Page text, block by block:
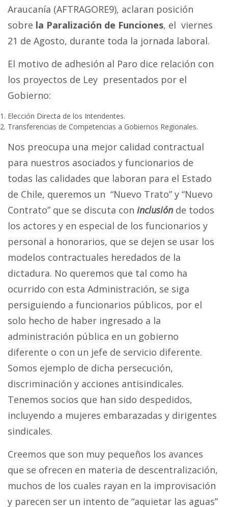
Araucanía (AFTRAGORE9), aclaran posición
sobre la Paralización de Funciones, el viernes
21 de Agosto, durante toda la jornada laboral.
El motivo de adhesión al Paro dice relación con
los proyectos de Ley presentados por el
Gobierno:
Elección Directa de los Intendentes.
Transferencias de Competencias a Gobiernos Regionales.
Nos preocupa una mejor calidad contractual
para nuestros asociados y funcionarios de
todas las calidades que laboran para el Estado
de Chile, queremos un “Nuevo Trato” y “Nuevo
Contrato” que se discuta con inclusión de todos
los actores y en especial de los funcionarios y
personal a honorarios, que se dejen se usar los
modelos contractuales heredados de la
dictadura. No queremos que tal como ha
ocurrido con esta Administración, se siga
persiguiendo a funcionarios públicos, por el
solo hecho de haber ingresado a la
administración pública en un gobierno
diferente o con un jefe de servicio diferente.
Somos ejemplo de dicha persecución,
discriminación y acciones antisindicales.
Tenemos socios que han sido despedidos,
incluyendo a mujeres embarazadas y dirigentes
sindicales.
Creemos que son muy pequeños los avances
que se ofrecen en materia de descentralización,
muchos de los cuales rayan en la improvisación
y parecen ser un intento de “aquietar las aguas”